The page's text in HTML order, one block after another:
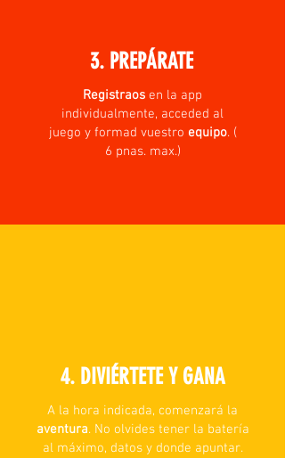
3. PREPÁRATE
Registraos en la app
individualmente, acceded al
juego y formad vuestro equipo. (
6 pnas. max.)
4. DIVIÉRTETE Y GANA
A la hora indicada, comenzará la
aventura. No olvides tener la batería
al máximo, datos y donde apuntar.